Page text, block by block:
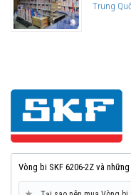
Trung
Vòng bi SKF 6206-2Z và